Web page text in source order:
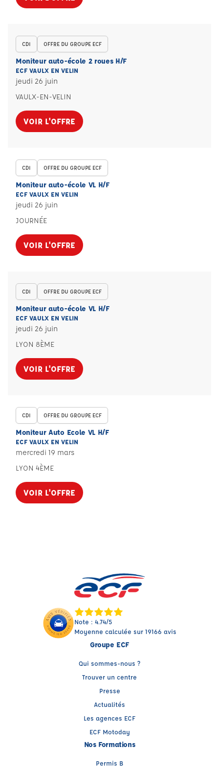
CDI OFFRE DU GROUPE ECF
Moniteur auto-école 2 roues H/F
ECF VAULX EN VELIN
jeudi 26 juin
VAULX-EN-VELIN
VOIR L'OFFRE
CDI OFFRE DU GROUPE ECF
Moniteur auto-école VL H/F
ECF VAULX EN VELIN
jeudi 26 juin
JOURNÉE
VOIR L'OFFRE
CDI OFFRE DU GROUPE ECF
Moniteur auto-école VL H/F
ECF VAULX EN VELIN
jeudi 26 juin
LYON 8ÈME
VOIR L'OFFRE
CDI OFFRE DU GROUPE ECF
Moniteur Auto Ecole VL H/F
ECF VAULX EN VELIN
mercredi 19 mars
LYON 4ÈME
VOIR L'OFFRE
Note : 4.74/5
Moyenne calculée sur 19166 avis
Groupe ECF
Qui sommes-nous ?
Trouver un centre
Presse
Actualités
Les agences ECF
ECF Motoday
Nos Formations
Permis B